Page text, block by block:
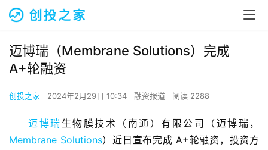
迈博瑞（Membrane Solutions）完成
A+轮融资
创投之家 2024年2月29日 10:34 融资报道 阅读 2288
迈博瑞 生物膜技术（南通）有限公司（迈博瑞，
Membrane Solutions）近日宣布完成 A+轮融资，投资方